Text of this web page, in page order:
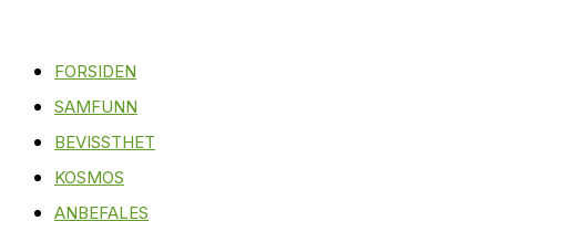
FORSIDEN
SAMFUNN
BEVISSTHET
KOSMOS
ANBEFALES